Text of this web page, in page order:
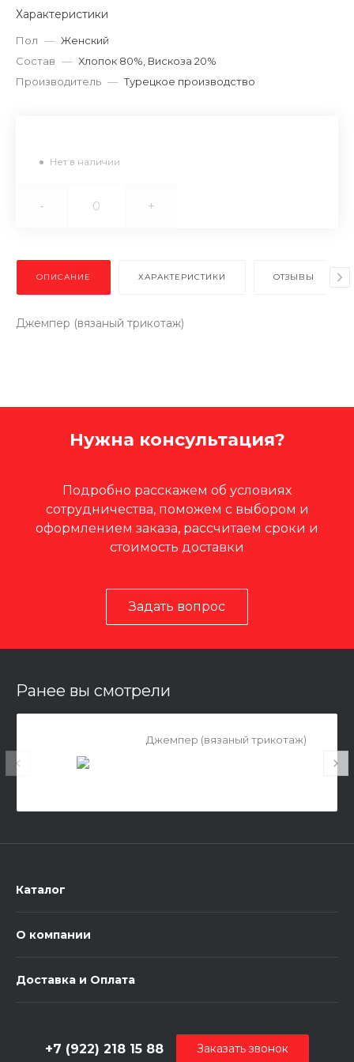
Характеристики
Пол — Женский
Состав — Хлопок 80%, Вискоза 20%
Производитель — Турецкое производство
Нет в наличии
- +
ОПИСАНИЕ ХАРАКТЕРИСТИКИ ОТЗЫВЫ
Джемпер (вязаный трикотаж)
Нужна консультация?
Подробно расскажем об условиях
сотрудничества, поможем с выбором и
оформлением заказа, рассчитаем сроки и
стоимость доставки
Задать вопрос
Ранее вы смотрели
Джемпер (вязаный трикотаж)
Каталог
О компании
Доставка и Оплата
+7 (922) 218 15 88 Заказать звонок